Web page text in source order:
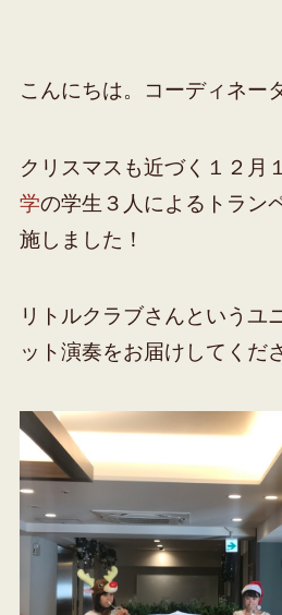
こんにちは。コーディネー
クリスマスも近づく１２月
学の学生３人によるトラン
施しました！
リトルクラブさんというユ
ット演奏をお届けしてくだ